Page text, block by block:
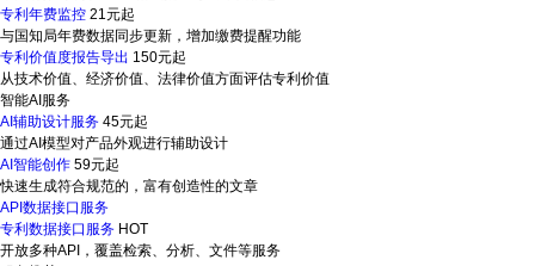
专利年费监控 21元起
与国知局年费数据同步更新，增加缴费提醒功能
专利价值度报告导出 150元起
从技术价值、经济价值、法律价值方面评估专利价值
智能AI服务
AI辅助设计服务 45元起
通过AI模型对产品外观进行辅助设计
AI智能创作 59元起
快速生成符合规范的，富有创造性的文章
API数据接口服务
专利数据接口服务 HOT
开放多种API，覆盖检索、分析、文件等服务